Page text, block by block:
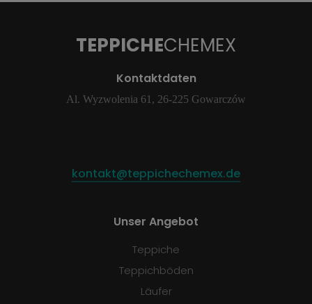
TEPPICHECHEMEX
Kontaktdaten
Al. Wyzwolenia 61, 26-225 Gowarczów
kontakt@teppichechemex.de
Unser Angebot
Teppiche
Teppichböden
Läufer